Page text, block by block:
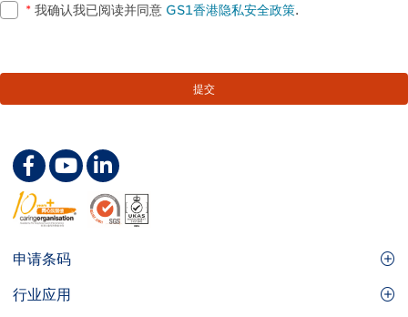
* 我确认我已阅读并同意 GS1香港隐私安全政策.
Footer
Site
申请条码
GS1条码
行业应用